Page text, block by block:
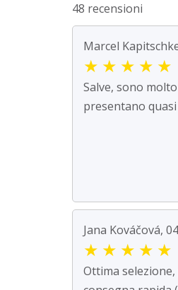
48 recensioni
Marcel
★ ★ ★ ★ ★
Salve, sono
presentano
Jana Kováčová,
★ ★ ★ ★ ★
Ottima